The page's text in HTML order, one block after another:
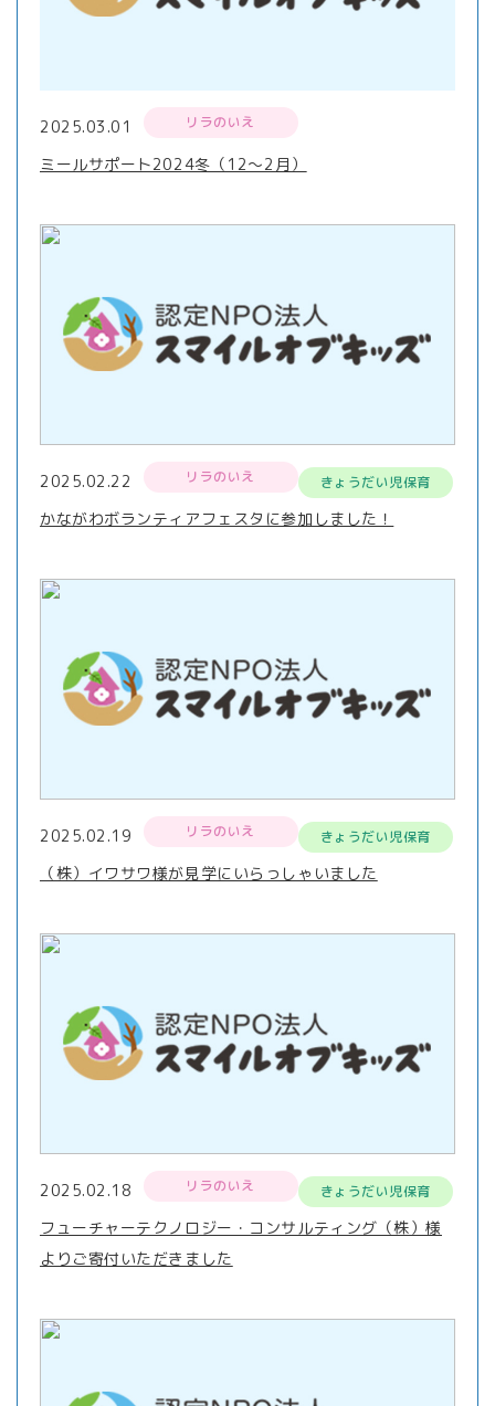
2025.03.01 リラのいえ
ミールサポート2024冬（12～2月）
2025.02.22 リラのいえ きょうだい児保育
かながわボランティアフェスタに参加しました！
2025.02.19 リラのいえ きょうだい児保育
（株）イワサワ様が見学にいらっしゃいました
2025.02.18 リラのいえ きょうだい児保育
フューチャーテクノロジー・コンサルティング（株）様
よりご寄付いただきました